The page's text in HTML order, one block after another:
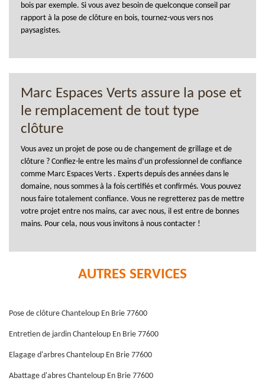
bois par exemple. Si vous avez besoin de quelconque conseil par
rapport à la pose de clôture en bois, tournez-vous vers nos
paysagistes.
Marc Espaces Verts assure la pose et
le remplacement de tout type
clôture
Vous avez un projet de pose ou de changement de grillage et de
clôture ? Confiez-le entre les mains d’un professionnel de confiance
comme Marc Espaces Verts . Experts depuis des années dans le
domaine, nous sommes à la fois certifiés et confirmés. Vous pouvez
nous faire totalement confiance. Vous ne regretterez pas de mettre
votre projet entre nos mains, car avec nous, il est entre de bonnes
mains. Pour cela, nous vous invitons à nous contacter !
AUTRES SERVICES
Pose de clôture Chanteloup En Brie 77600
Entretien de jardin Chanteloup En Brie 77600
Elagage d'arbres Chanteloup En Brie 77600
Abattage d'abres Chanteloup En Brie 77600